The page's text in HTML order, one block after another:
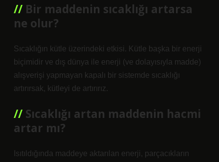
Bir maddenin sıcaklığı artarsa
ne olur?
Sıcaklığın kütle üzerindeki etkisi. Kütle başka bir enerji
biçimidir ve dış dünya ile enerji (ve dolayısıyla madde)
alışverişi yapmayan kapalı bir sistemde sıcaklığı
artırırsak, kütleyi de artırırız.
Sıcaklığı artan maddenin hacmi
artar mı?
Isıtıldığında maddeye aktarılan enerji, parçacıkların